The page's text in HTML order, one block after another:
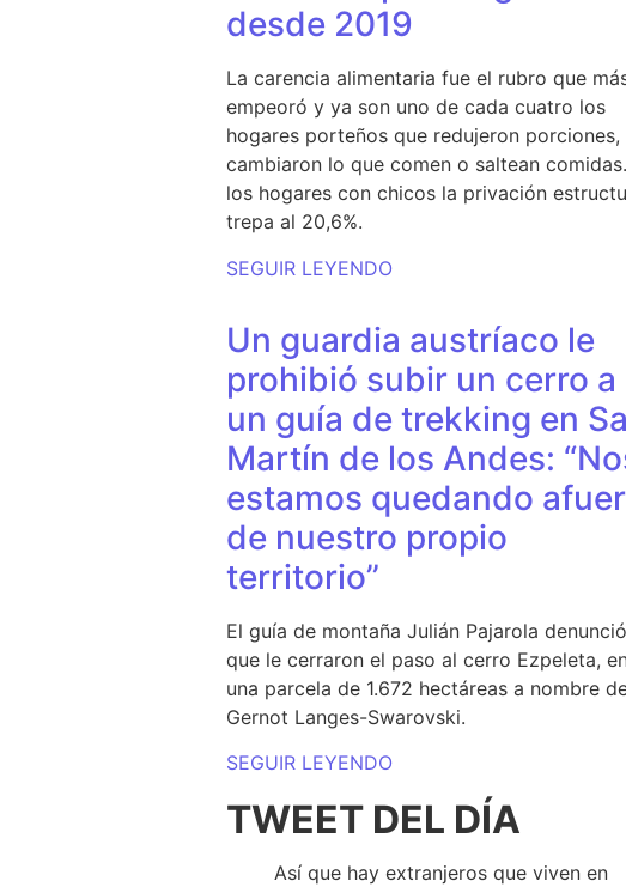
desde 2019
La carencia alimentaria fue el rubro que
empeoró y ya son uno de cada cuatro los
hogares porteños que redujeron porciones,
cambiaron lo que comen o saltean
los hogares con chicos la privación
trepa al 20,6%.
SEGUIR LEYENDO
Un guardia austríaco le
prohibió subir un cerro a
un guía de trekking en
Martín de los Andes:
estamos quedando
de nuestro propio
territorio”
El guía de montaña Julián Pajarola denunció
que le cerraron el paso al cerro Ezpeleta,
una parcela de 1.672 hectáreas a nombre
Gernot Langes-Swarovski.
SEGUIR LEYENDO
TWEET DEL DÍA
Así que hay extranjeros que viven en